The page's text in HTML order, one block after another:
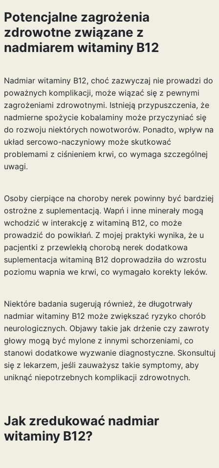
Potencjalne zagrożenia
zdrowotne związane z
nadmiarem witaminy B12
Nadmiar witaminy B12, choć zazwyczaj nie prowadzi do
poważnych komplikacji, może wiązać się z pewnymi
zagrożeniami zdrowotnymi. Istnieją przypuszczenia, że
nadmierne spożycie kobalaminy może przyczyniać się
do rozwoju niektórych nowotworów. Ponadto, wpływ na
układ sercowo-naczyniowy może skutkować
problemami z ciśnieniem krwi, co wymaga szczególnej
uwagi.
Osoby cierpiące na choroby nerek powinny być bardziej
ostrożne z suplementacją. Wapń i inne minerały mogą
wchodzić w interakcję z witaminą B12, co może
prowadzić do powikłań. Z mojej praktyki wynika, że u
pacjentki z przewlekłą chorobą nerek dodatkowa
suplementacja witaminą B12 doprowadziła do wzrostu
poziomu wapnia we krwi, co wymagało korekty leków.
Niektóre badania sugerują również, że długotrwały
nadmiar witaminy B12 może zwiększać ryzyko chorób
neurologicznych. Objawy takie jak drżenie czy zawroty
głowy mogą być mylone z innymi schorzeniami, co
stanowi dodatkowe wyzwanie diagnostyczne. Skonsultuj
się z lekarzem, jeśli zauważysz takie symptomy, aby
uniknąć niepotrzebnych komplikacji zdrowotnych.
Jak zredukować nadmiar
witaminy B12?